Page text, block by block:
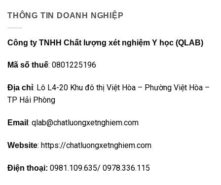
THÔNG TIN DOANH NGHIỆP
Công ty TNHH Chất lượng xét nghiệm Y học (QLAB)
Mã số thuế: 0801225196
Địa chỉ: Lô L4-20 Khu đô thị Việt Hòa – Phường Việt Hòa –
TP Hải Phòng
Email : qlab@chatluongxetnghiem.com
Website: https://chatluongxetnghiem.com
Điện thoại: 0981.109.635/ 0978.336.115